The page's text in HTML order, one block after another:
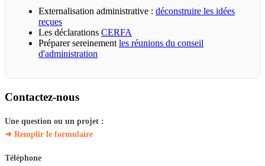
Externalisation administrative : déconstruire les idées
reçues
Les déclarations CERFA
Préparer sereinementles réunions du conseil
d'administration
Contactez-nous
Une question ou un projet :
➜ Remplir le formulaire
Téléphone